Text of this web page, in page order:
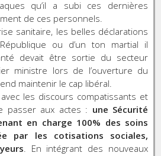
qu’il a subi ces dernières
de ces personnels.
sanitaire, les belles déclarations
ou d’un ton martial il
devait être sortie du secteur
ministre lors de l’ouverture du
maintenir le cap libéral.
les discours compatissants et
passer aux actes : une Sécurité
en charge 100% des soins
par les cotisations sociales,
. En intégrant des nouveaux